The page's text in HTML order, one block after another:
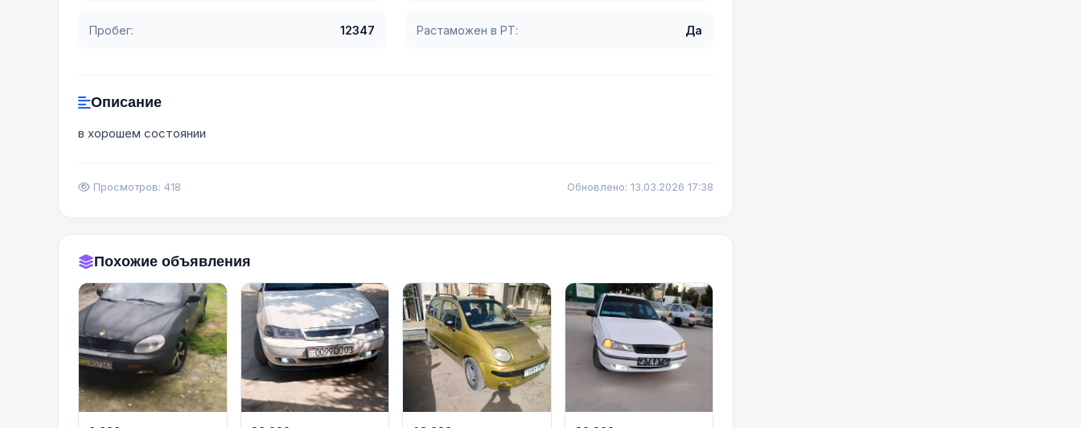
Пробег: 12347 Растаможен в РТ: Да
Описание
в хорошем состоянии
Просмотров: 418 Обновлено: 13.03.2026 17:38
Похожие объявления